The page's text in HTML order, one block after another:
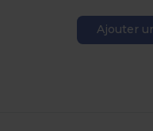
Ajouter